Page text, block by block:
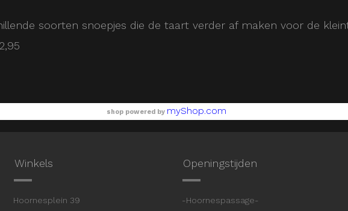
soorten snoepjes die de taart verder af maken voor de
shop powered by myShop.com
Winkels
Hoornesplein 39
Openingstijden
-Hoornespassage-